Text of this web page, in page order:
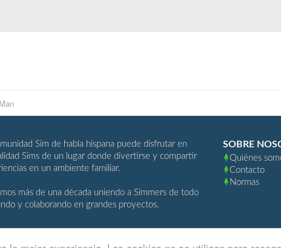
Sim de habla hispana puede disfrutar en
Sims de un lugar donde divertirse y compartir
en un ambiente familiar.
más de una década uniendo a Simmers de todo
y colaborando en grandes proyectos.
SOBRE
Quiénes
Contacto
Normas